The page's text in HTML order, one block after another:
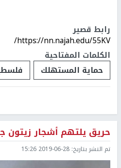
رابط قصير
https://nn.najah.edu/55KV/
الكلمات المفتاحية
حماية المستهلك
حريق يلتهم أشجار زيتون
تم النشر بتاريخ: 2019-06-28 15:26